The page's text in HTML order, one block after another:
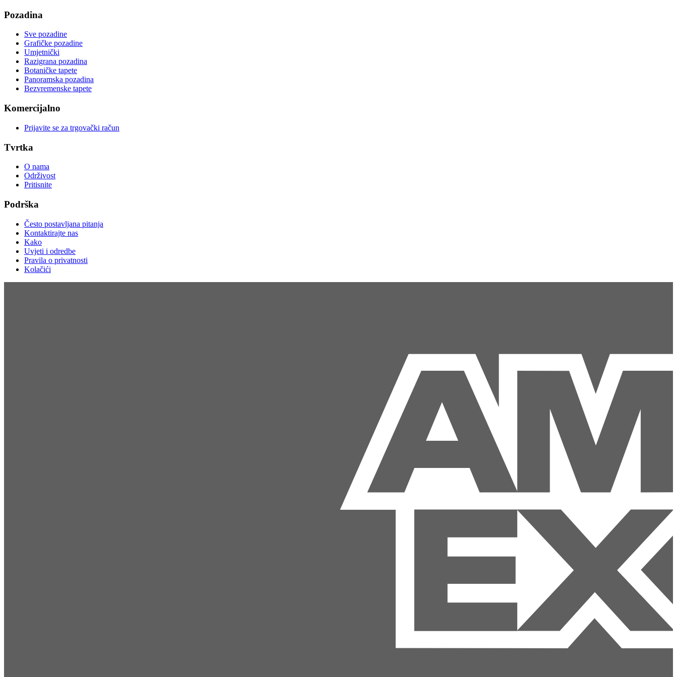
Pozadina
Sve pozadine
Grafičke pozadine
Umjetnički
Razigrana pozadina
Botaničke tapete
Panoramska pozadina
Bezvremenske tapete
Komercijalno
Prijavite se za trgovački račun
Tvrtka
O nama
Održivost
Pritisnite
Podrška
Često postavljana pitanja
Kontaktirajte nas
Kako
Uvjeti i odredbe
Pravila o privatnosti
Kolačići